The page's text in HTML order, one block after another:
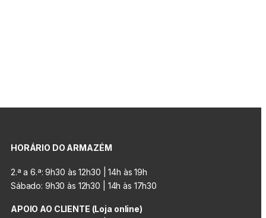
HORÁRIO DO ARMAZÉM
2.ª a 6.ª: 9h30 às 12h30 | 14h às 19h
Sábado: 9h30 às 12h30 | 14h às 17h30
APOIO AO CLIENTE (Loja online)